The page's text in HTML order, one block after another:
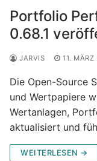
Portfolio
0.68.1
JARVIS 11.
Die Open-Source
und Wertpapiere
Wertanlagen,
aktualisiert und
WEITERLESEN →